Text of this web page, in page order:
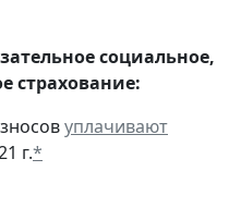
социальное,
страхование:
уплачивают
г.*